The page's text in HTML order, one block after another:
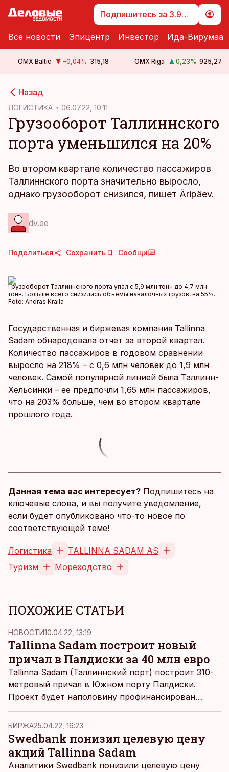
Подпишитесь за 3.99 €
Все новости Эпицентр Инвестор Ида-Вирумаа
OMX Baltic −0,04% 315,18 OMX Riga 0,23% 925,27
Назад
ЛОГИСТИКА 06.07.22, 10:11
Грузооборот Таллиннского
порта уменьшился на 20%
Во втором квартале количество пассажиров
Таллиннского порта значительно выросло,
однако грузооборот снизился, пишет Äripäev.
dv.ee
Поделиться Сохранить Сообщи
Грузооборот Таллиннского порта упал с 5,9 млн тонн до 4,7 млн ​​
тонн. Больше всего снизились объемы навалочных грузов, на 55%.
Foto: Andras Kralla
Государственная и биржевая компания Tallinna
Sadam обнародовала отчет за второй квартал.
Количество пассажиров в годовом сравнении
выросло на 218% – с 0,6 млн человек до 1,9 млн
человек. Самой популярной линией была Таллинн-
Хельсинки – ее предпочли 1,65 млн пассажиров,
что на 203% больше, чем во втором квартале
прошлого года.
Данная тема вас интересует? Подпишитесь на
ключевые слова, и вы получите уведомление,
если будет опубликовано что-то новое по
соответствующей теме!
Логистика
TALLINNA SADAM AS
Туризм
Мореходство
ПОХОЖИЕ СТАТЬИ
НОВОСТИ10.04.22, 13:19
Tallinna Sadam построит новый
причал в Палдиски за 40 млн евро
Tallinna Sadam (Таллиннский порт) построит 310-
метровый причал в Южном порту Палдиски.
Проект будет наполовину профинансирован
Европейским союзом и призван улучшить
военно-транспортное сообщение Эстонии, пишет
Äripäev.
БИРЖА25.04.22, 16:23
Swedbank понизил целевую цену
акций Tallinna Sadam
Аналитики Swedbank понизили целевую цену